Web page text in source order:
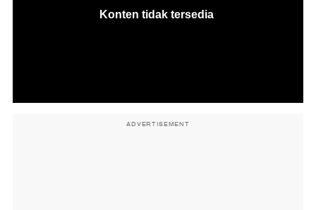
ADVERTISEMENT